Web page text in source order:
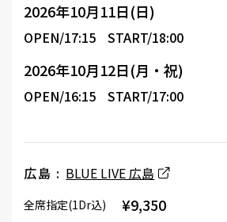
2026年10月11日(日)
OPEN/17:15 START/18:00
2026年10月12日(月・祝)
OPEN/16:15 START/17:00
広島 : BLUE LIVE 広島
全席指定(1Dr込) ¥9,350